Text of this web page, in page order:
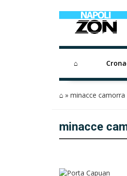
⌂
⌂ » minacce camorra
minacce